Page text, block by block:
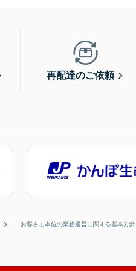
再配達のご依頼
お客さま本位の業務運営に関する基本方針